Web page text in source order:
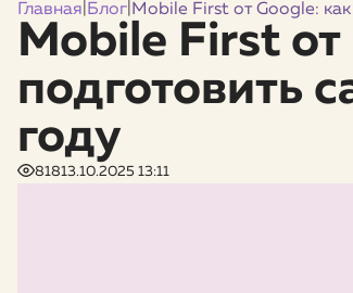
Главная Блог Mobile First от Google:
Mobile First от
подготовить
году
81813.10.2025 13:11